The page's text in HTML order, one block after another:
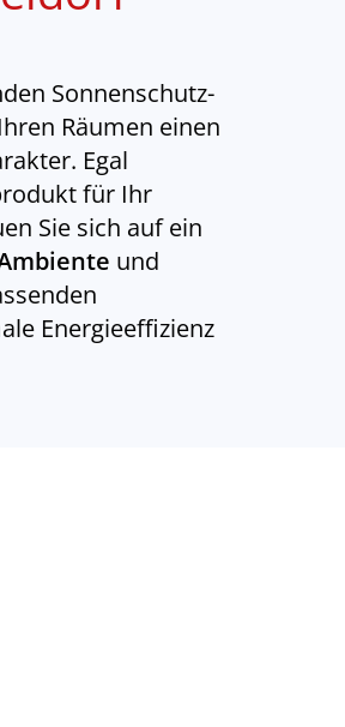
Sonnenschutz-
Räumen einen
Egal
für Ihr
Sie sich auf ein
und
Energieeffizienz